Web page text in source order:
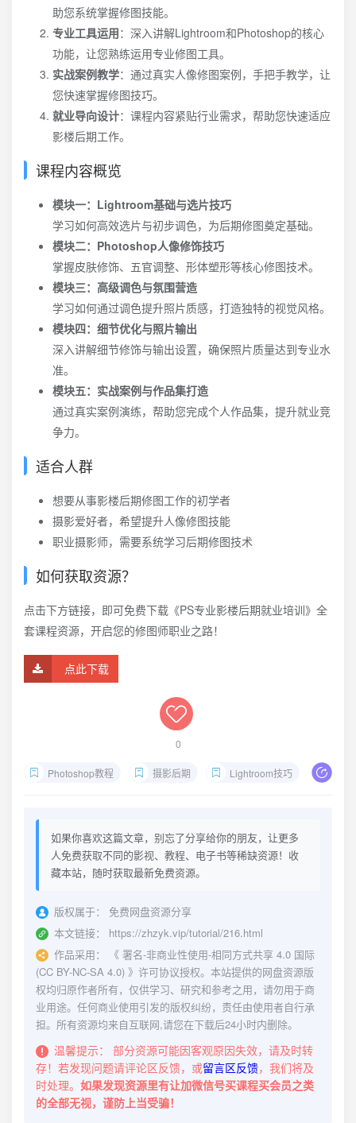
助您系统掌握修图技能。
专业工具运用：深入讲解Lightroom和Photoshop的核心
功能，让您熟练运用专业修图工具。
实战案例教学：通过真实人像修图案例，手把手教学，让
您快速掌握修图技巧。
就业导向设计：课程内容紧贴行业需求，帮助您快速适应
影楼后期工作。
课程内容概览
模块一：Lightroom基础与选片技巧
学习如何高效选片与初步调色，为后期修图奠定基础。
模块二：Photoshop人像修饰技巧
掌握皮肤修饰、五官调整、形体塑形等核心修图技术。
模块三：高级调色与氛围营造
学习如何通过调色提升照片质感，打造独特的视觉风格。
模块四：细节优化与照片输出
深入讲解细节修饰与输出设置，确保照片质量达到专业水
准。
模块五：实战案例与作品集打造
通过真实案例演练，帮助您完成个人作品集，提升就业竞
争力。
适合人群
想要从事影楼后期修图工作的初学者
摄影爱好者，希望提升人像修图技能
职业摄影师，需要系统学习后期修图技术
如何获取资源？
点击下方链接，即可免费下载《PS专业影楼后期就业培训》全
套课程资源，开启您的修图师职业之路！
点此下载
0
Photoshop教程 摄影后期 Lightroom技巧 人像
如果你喜欢这篇文章，别忘了分享给你的朋友，让更多
人免费获取不同的影视、教程、电子书等稀缺资源！收
藏本站，随时获取最新免费资源。
版权属于：
免费网盘资源分享
本文链接：
https://zhzyk.vip/tutorial/216.html
作品采用：
《 署名-非商业性使用-相同方式共享 4.0 国际
(CC BY-NC-SA 4.0) 》许可协议授权。本站提供的网盘资源版
权均归原作者所有，仅供学习、研究和参考之用，请勿用于商
业用途。任何商业使用引发的版权纠纷，责任由使用者自行承
担。所有资源均来自互联网,请您在下载后24小时内删除。
温馨提示：
部分资源可能因客观原因失效，请及时转
存！若发现问题请评论区反馈，或留言区反馈，我们将及
时处理。 如果发现资源里有让加微信号买课程买会员之类
的全部无视，谨防上当受骗！